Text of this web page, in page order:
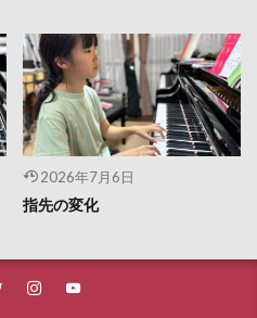
2026年7月6日
指先の変化